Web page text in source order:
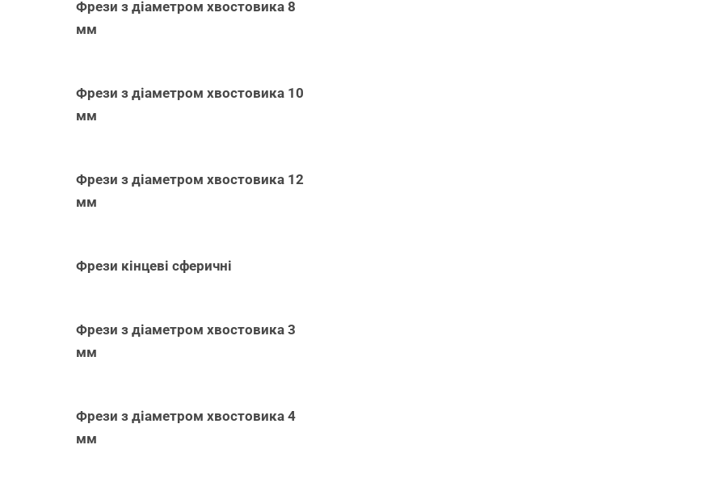
Фрези з діаметром хвостовика 8
мм
Фрези з діаметром хвостовика 10
мм
Фрези з діаметром хвостовика 12
мм
Фрези кінцеві сферичні
Фрези з діаметром хвостовика 3
мм
Фрези з діаметром хвостовика 4
мм